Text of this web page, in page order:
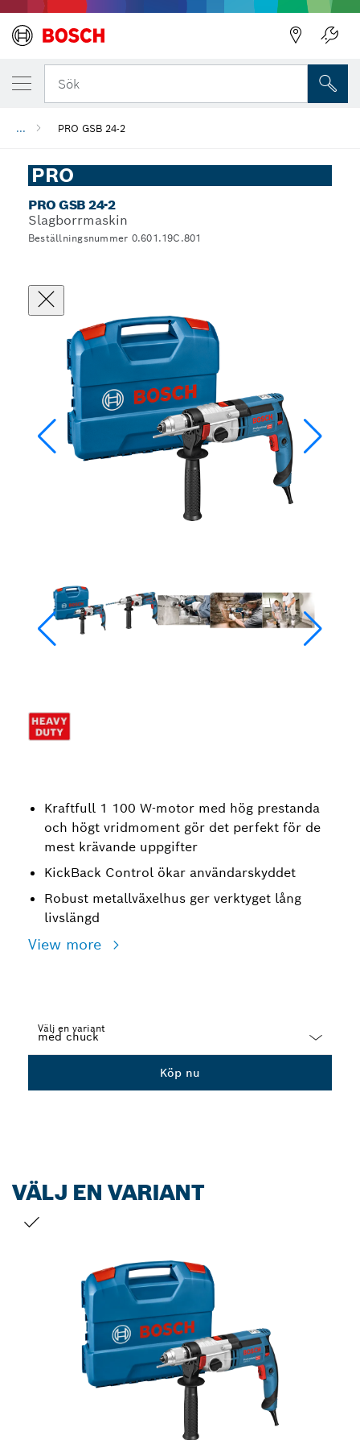
Sök
... PRO GSB 24-2
PRO
PRO GSB 24-2
Slagborrmaskin
Beställningsnummer 0.601.19C.801
Kraftfull 1 100 W-motor med hög prestanda
och högt vridmoment gör det perfekt för de
mest krävande uppgifter
KickBack Control ökar användarskyddet
Robust metallväxelhus ger verktyget lång
livslängd
View more
Välj en variant
Köp nu
VÄLJ EN VARIANT